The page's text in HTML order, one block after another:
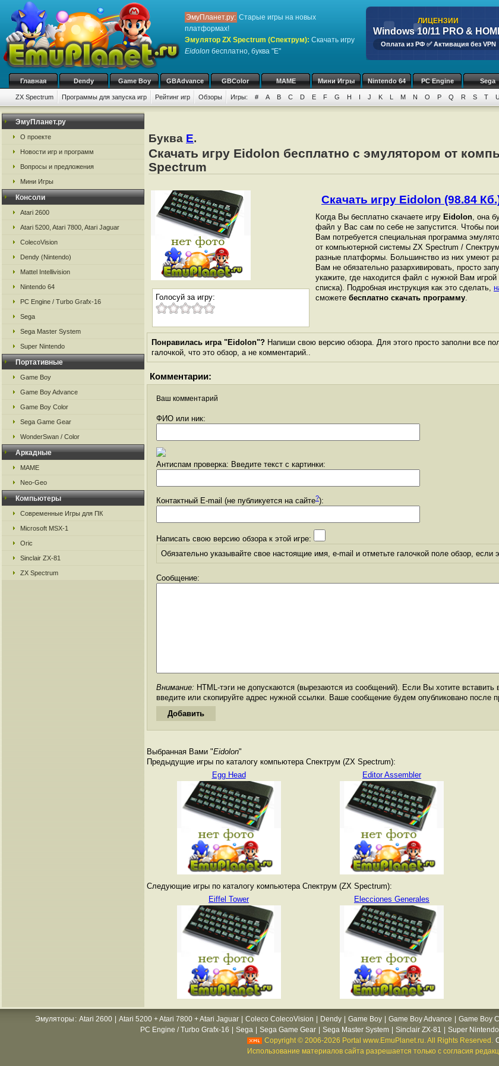
ЭмуПланет.ру: Старые игры на новых
платформах!
Эмулятор ZX Spectrum (Спектрум): Скачать игру
Eidolon бесплатно, буква "E"
ЛИЦЕНЗИИ
Windows 10/11 PRO &
Оплата из РФ ✅ Активация без VPN
Главная Dendy Game Boy GBAdvance GBColor MAME Мини Игры Nintendo 64 PC Engine Sega
ZX Spectrum Программы для запуска игр Рейтинг игр Обзоры Игры: # A B C D E F G H I J K L M N O P Q R S T
ЭмуПланет.ру
О проекте
Новости игр и программ
Вопросы и предложения
Мини Игры
Консоли
Atari 2600
Atari 5200, Atari 7800, Atari Jaguar
ColecoVision
Dendy (Nintendo)
Mattel Intellivision
Nintendo 64
PC Engine / Turbo Grafx-16
Sega
Sega Master System
Super Nintendo
Портативные
Game Boy
Game Boy Advance
Game Boy Color
Sega Game Gear
WonderSwan / Color
Аркадные
MAME
Neo-Geo
Компьютеры
Современные Игры для ПК
Microsoft MSX-1
Oric
Sinclair ZX-81
ZX Spectrum
Буква E.
Скачать игру Eidolon бесплатно с эмулятором от
Spectrum
Голосуй за игру:
Скачать игру Eidolon (98.84
Когда Вы бесплатно скачаете игру Eidolon, она
файл у Вас сам по себе не запустится. Чтобы
Вам потребуется специальная программа
от компьютерной системы ZX Spectrum /
разные платформы. Большинство из них умеют
Вам не обязательно разархивировать, просто
укажите, где находится файл с нужной Вам игрой
списка). Подробная инструкция как это сделать,
сможете бесплатно скачать программу.
Понравилась игра "Eidolon"? Напиши свою версию обзора. Для этого просто заполни все
галочкой, что это обзор, а не комментарий..
Комментарии:
Ваш комментарий
ФИО или ник:
Антиспам проверка: Введите текст с картинки:
Контактный E-mail (не публикуется на сайте?):
Написать свою версию обзора к этой игре:
Обязательно указывайте свое настоящие имя, e-mail и отметьте галочкой поле обзор, если
Сообщение:
Внимание: HTML-тэги не допускаются (вырезаются из сообщений). Если Вы хотите
введите или скопируйте адрес нужной ссылки. Ваше сообщение будем опубликовано после
Выбранная Вами "Eidolon"
Предыдущие игры по каталогу компьютера Спектрум (ZX Spectrum):
Egg Head
Editor Assembler
Следующие игры по каталогу компьютера Спектрум (ZX Spectrum):
Eiffel Tower
Elecciones Generales
Эмуляторы : Atari 2600 Atari 5200 + Atari 7800 + Atari Jaguar Coleco ColecoVision Dendy Game Boy Game Boy Advance Game Boy
PC Engine / Turbo Grafx-16
Sega Sega Game Gear Sega Master System Sinclair ZX-81 Super Nintendo
Copyright © 2006-2026 Portal www.EmuPlanet.ru. All Rights Reserved.
Использование материалов сайта разрешается только с согласия